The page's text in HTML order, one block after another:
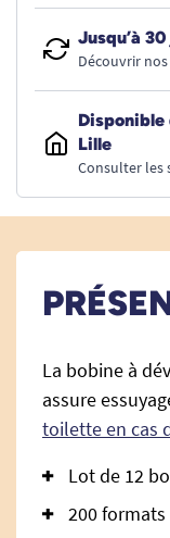
Jusqu’à
Découvrir
Disponible
Lille
Consulter les
La bobine à
assure
toilette en cas
Lot de 12
200 formats